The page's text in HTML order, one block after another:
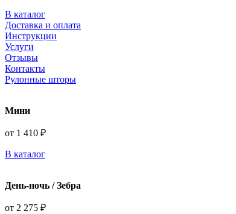
В каталог
Доставка и оплата
Инструкции
Услуги
Отзывы
Контакты
Рулонные шторы
Мини
от 1 410 ₽
В каталог
День-ночь / Зебра
от 2 275 ₽